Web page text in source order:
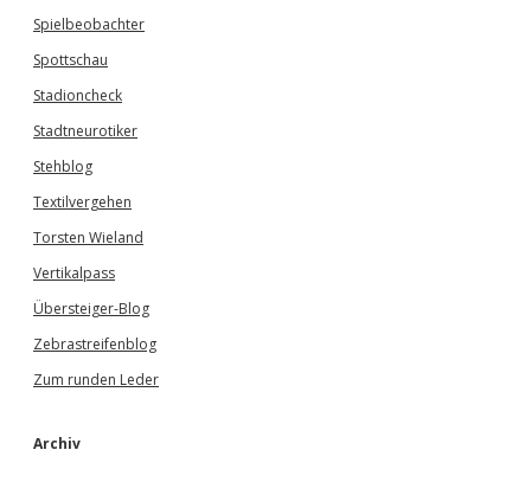
Spielbeobachter
Spottschau
Stadioncheck
Stadtneurotiker
Stehblog
Textilvergehen
Torsten Wieland
Vertikalpass
Übersteiger-Blog
Zebrastreifenblog
Zum runden Leder
Archiv